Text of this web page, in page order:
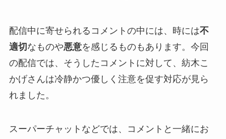
配信中に寄せられるコメントの中には、時には不
適切なものや悪意を感じるものもあります。今回
の配信では、そうしたコメントに対して、紡木こ
かげさんは冷静かつ優しく注意を促す対応が見ら
れました。
スーパーチャットなどでは、コメントと一緒にお